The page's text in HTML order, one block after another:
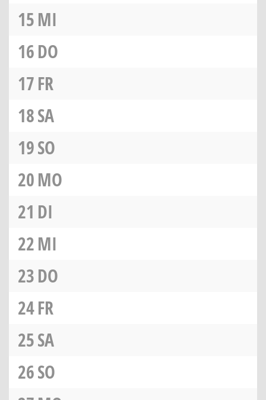
15MI
16DO
17FR
18SA
19SO
20MO
21 DI
22MI
23DO
24FR
25SA
26SO